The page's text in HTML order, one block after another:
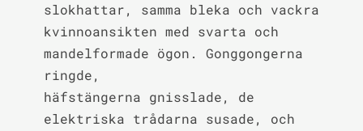
slokhattar, samma bleka och vackra
kvinnoansikten med svarta och
mandelformade ögon. Gonggongerna
ringde,
häfstängerna gnisslade, de
elektriska trådarna susade, och